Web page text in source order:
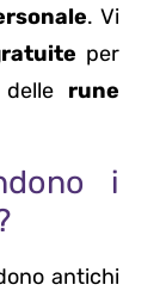
. Vi
per
rune
i
antichi